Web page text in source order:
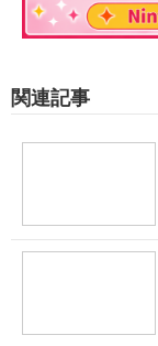
関連記事